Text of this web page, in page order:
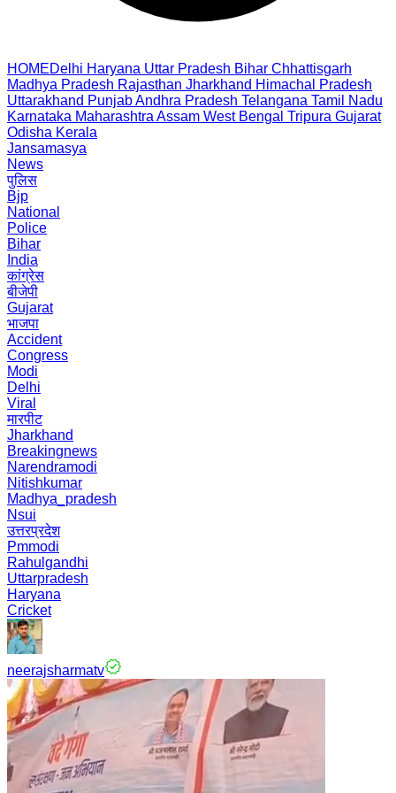
HOMEDelhi Haryana Uttar Pradesh Bihar Chhattisgarh
Madhya Pradesh Rajasthan Jharkhand Himachal Pradesh
Uttarakhand PunjabAndhra Pradesh Telangana Tamil Nadu
Karnataka Maharashtra Assam West Bengal Tripura Gujarat
Odisha Kerala
Jansamasya
News
पुलिस
Bjp
National
Police
Bihar
India
कांग्रेस
बीजेपी
Gujarat
भाजपा
Accident
Congress
Modi
Delhi
Viral
मारपीट
Jharkhand
Breakingnews
Narendramodi
Nitishkumar
Madhya_pradesh
Nsui
उत्तरप्रदेश
Pmmodi
Rahulgandhi
Uttarpradesh
Haryana
Cricket
neerajsharmatv